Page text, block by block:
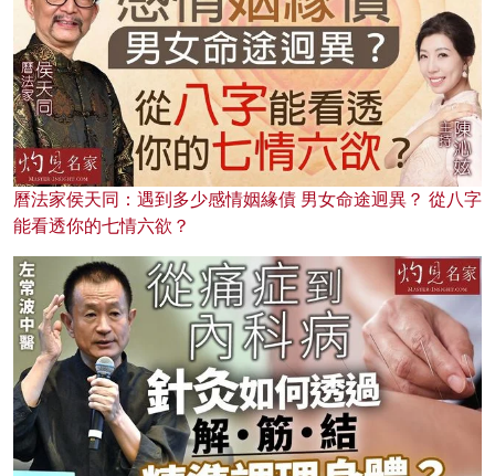
曆法家侯天同：遇到多少感情姻緣債 男女命途迥異？ 從八字
能看透你的七情六欲？